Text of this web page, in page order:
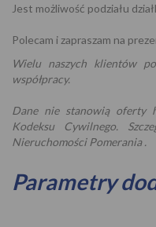
Jest możliwość podziału
Polecam i zapraszam na
Wielu naszych klientów
współpracy.
Dane nie stanowią oferty
Kodeksu Cywilnego.
Nieruchomości Pomerania .
Parametry